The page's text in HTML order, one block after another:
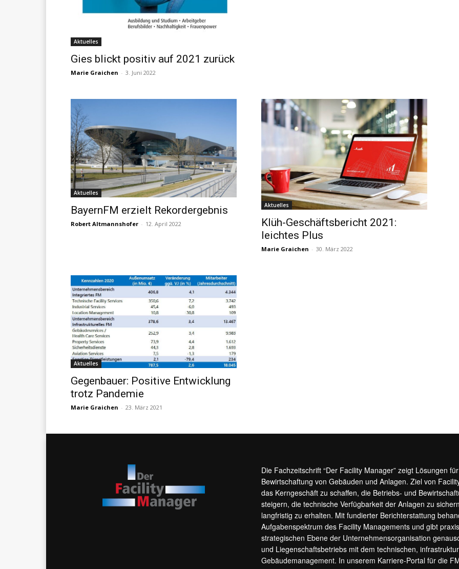
Aktuelles
Gies blickt positiv auf 2021 zurück
Marie Graichen - 3. Juni 2022
Aktuelles
BayernFM erzielt Rekordergebnis
Robert Altmannshofer - 12. April 2022
Aktuelles
Klüh-Geschäftsbericht 2021:
leichtes Plus
Marie Graichen - 30. März 2022
Aktuelles
Gegenbauer: Positive Entwicklung
trotz Pandemie
Marie Graichen - 23. März 2021
Die Fachzeitschrift “Der Facility Manager” zeigt Lösungen
Bewirtschaftung von Gebäuden und Anlagen. Ziel von
das Kerngeschäft zu schaffen, die Betriebs- und
steigern, die technische Verfügbarkeit der Anlagen zu
langfristig zu erhalten. Mit fundierter Berichterstattung
Aufgabenspektrum des Facility Managements und gibt
strategischen Ebene der Unternehmensorganisation
und Liegenschaftsbetriebs mit dem technischen,
Gebäudemanagement. In unserem Karriere-Portal für die